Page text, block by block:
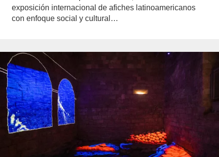
exposición internacional de afiches latinoamericanos
con enfoque social y cultural…